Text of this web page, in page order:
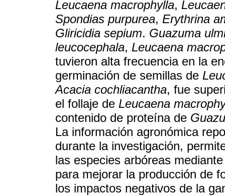
Leucaena macrophylla,
Spondias purpurea, Erythrina
Gliricidia sepium. Guazuma
leucocephala, Leucaena
tuvieron alta frecuencia en la
germinación de semillas de
Acacia cochliacantha, fue
el follaje de Leucaena
contenido de proteína de
La información agronómica
durante la investigación,
las especies arbóreas
para mejorar la producción de
los impactos negativos de la